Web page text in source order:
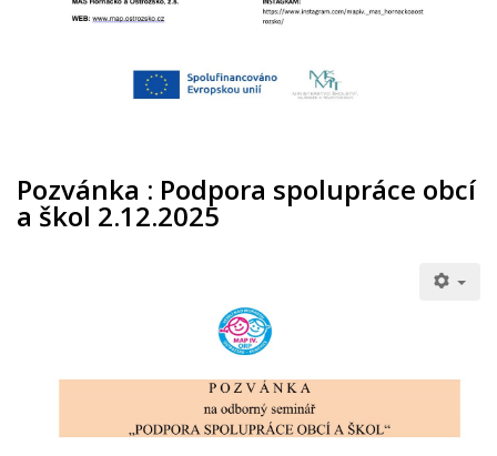
Pozvánka : Podpora spolupráce obcí
a škol 2.12.2025